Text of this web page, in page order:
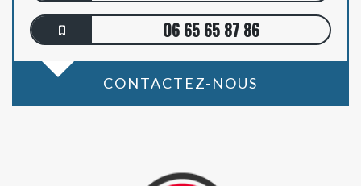
06 65 65 87 86
CONTACTEZ-NOUS